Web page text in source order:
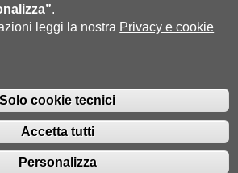
C.F. 80002070524 |Coordinate bancarie|Caselle
Certificata|Fatturazione Elettronica
- URP - Ufficio Relazioni con il Pubblico Tel.
al venerdì dalle 9.30 alle 10.30)
.
leggi la nostra Privacy e cookie
Solo cookie tecnici
Accetta tutti
Personalizza